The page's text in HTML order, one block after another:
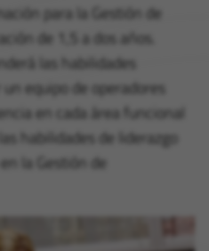
para la Gestión de
de 1,5 a dos años.
las habilidades
equipo de operadores
en cada área funcional
habilidades de liderazgo
la Gestión de